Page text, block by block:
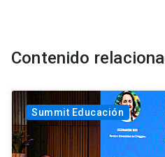
Contenido
Summit Educación